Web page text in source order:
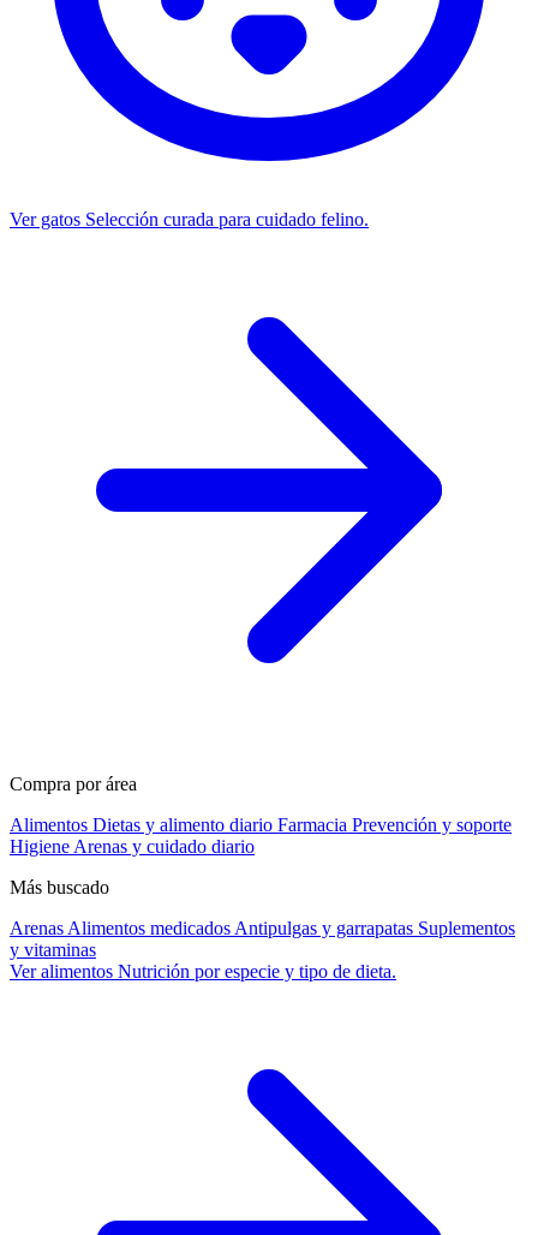
Ver gatos Selección curada para cuidado felino.
Compra por área
Alimentos Dietas y alimento diario Farmacia Prevención y soporte
Higiene Arenas y cuidado diario
Más buscado
Arenas Alimentos medicados Antipulgas y garrapatas Suplementos
y vitaminas
Ver alimentos Nutrición por especie y tipo de dieta.